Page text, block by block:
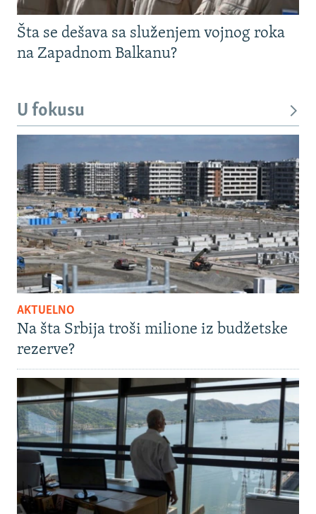
Šta se dešava sa služenjem vojnog roka
na Zapadnom Balkanu?
U fokusu
AKTUELNO
Na šta Srbija troši milione iz budžetske
rezerve?